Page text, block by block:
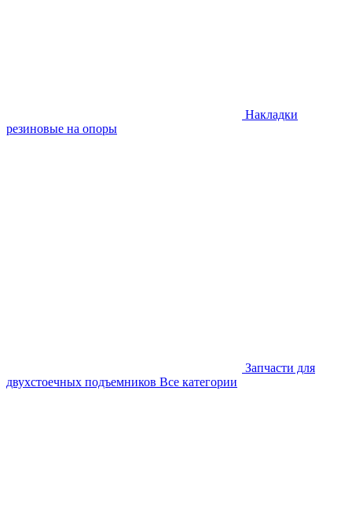
Накладки
резиновые на опоры
Запчасти для
двухстоечных подъемников Все категории